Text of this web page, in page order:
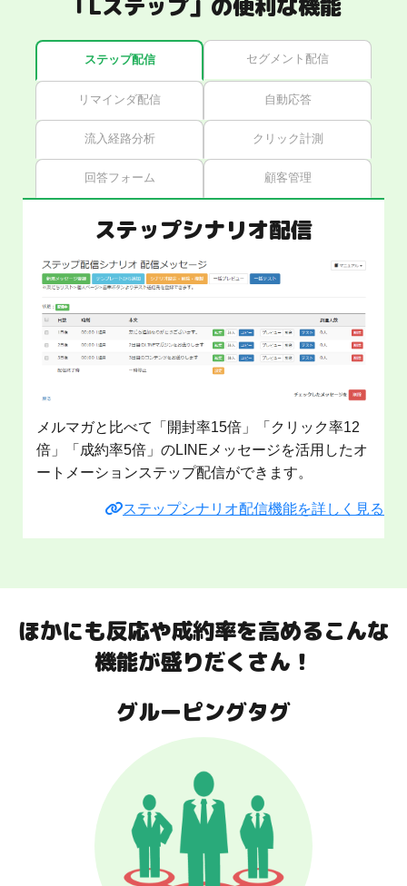
ステップ配信 セグメント配信
リマインダ配信 自動応答
流入経路分析 クリック計測
回答フォーム 顧客管理
ステップシナリオ配信
メルマガと比べて「開封率15倍」「クリック率12
倍」「成約率5倍」のLINEメッセージを活用したオ
ートメーションステップ配信ができます。
ステップシナリオ配信機能を詳しく見る
ほかにも反応や成約率を高めるこんな
機能が盛りだくさん！
グルーピングタグ